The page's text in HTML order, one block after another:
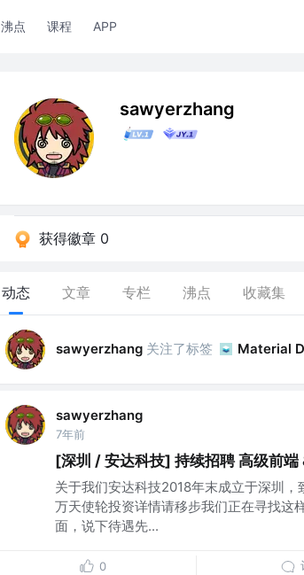
沸点 课程 APP
sawyerzhang
获得徽章 0
动态 文章 专栏 沸点 收藏集
sawyerzhang 关注了标签 Material
sawyerzhang
7年前
[深圳 / 安达科技] 持续招聘 高级前端
关于我们安达科技2018年末成立于深圳
万天使轮投资详情请移步我们正在寻找这
面，说下待遇先...
0